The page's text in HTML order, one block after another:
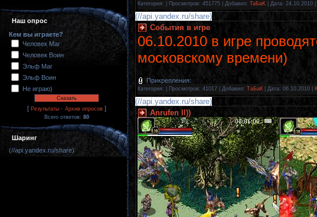
Наш опрос
Кем вы играете?
Человек Маг
Человек Воин
Эльф Маг
Эльф Воин
Не играю)
[ Результаты· Архив опросов]
Всего ответов: 80
Шаринг
(//api.yandex.ru/share)
Категория: Просмотров: 451775 | Добавил: TaБaK Дата: 24.10.2010
(//api.yandex.ru/share)
События в игре
06.10.2010 в игре
московскому времени)
Прикрепления:
Категория: Просмотров: 41017 | Добавил: ТаБаК Дата: 06.10.2010
(//api.yandex.ru/share)
Anrufen ll))